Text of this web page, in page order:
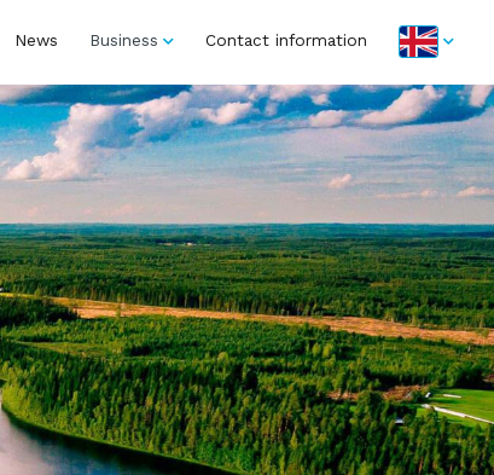
News Business Contact information